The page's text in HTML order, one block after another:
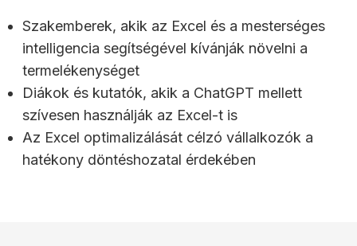
Szakemberek, akik az Excel és a mesterséges
intelligencia segítségével kívánják növelni a
termelékenységet
Diákok és kutatók, akik a ChatGPT mellett
szívesen használják az Excel-t is
Az Excel optimalizálását célzó vállalkozók a
hatékony döntéshozatal érdekében